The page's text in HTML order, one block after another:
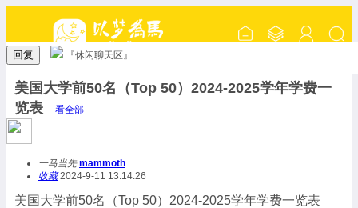
回复 『休闲聊天区』
美国大学前50名（Top 50）2024-2025学年学费一
览表
看全部
一马当先 mammoth
收藏2024-9-11 13:14:26
美国大学前50名（Top 50）2024-2025学年学费一览表